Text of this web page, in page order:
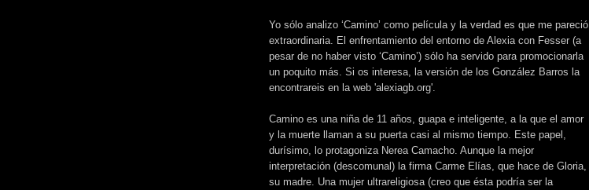
Yo sólo analizo ‘Camino’ como película y la verdad es que me pareció
extraordinaria. El enfrentamiento del entorno de Alexia con Fesser (a
pesar de no haber visto ‘Camino’) sólo ha servido para promocionarla
un poquito más. Si os interesa, la versión de los González Barros la
encontrareis en la web 'alexiagb.org'.
Camino es una niña de 11 años, guapa e inteligente, a la que el amor
y la muerte llaman a su puerta casi al mismo tiempo. Este papel,
durísimo, lo protagoniza Nerea Camacho. Aunque la mejor
interpretación (descomunal) la firma Carme Elías, que hace de Gloria,
su madre. Una mujer ultrareligiosa (creo que ésta podría ser la